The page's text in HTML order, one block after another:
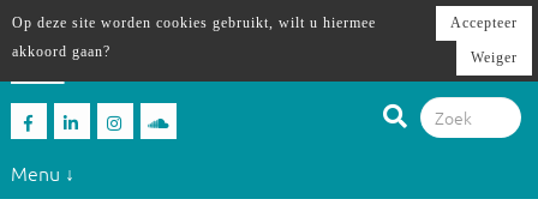
Menu ↓
Op deze site worden cookies gebruikt, wilt u hiermee
akkoord gaan?
Accepteer
Weiger